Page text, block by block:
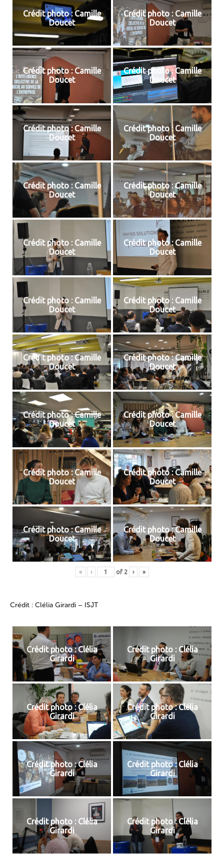
Crédit photo : Camille
Doucet
Crédit photo : Camille
Doucet
Crédit photo : Camille
Doucet
Crédit photo : Camille
Doucet
Crédit photo : Camille
Doucet
Crédit photo : Camille
Doucet
Crédit photo : Camille
Doucet
Crédit photo : Camille
Doucet
Crédit photo : Camille
Doucet
Crédit photo : Camille
Doucet
Crédit photo : Camille
Doucet
Crédit photo : Camille
Doucet
Crédit photo : Camille
Doucet
Crédit photo : Camille
Doucet
Crédit photo : Camille
Doucet
Crédit photo : Camille
Doucet
Crédit photo : Camille
Doucet
Crédit photo : Camille
Doucet
Crédit photo : Camille
Doucet
Crédit photo : Camille
Doucet
« ‹ of 2 › »
Crédit : Clélia Girardi – ISJT
Crédit photo : Clélia
Girardi
Crédit photo : Clélia
Girardi
Crédit photo : Clélia
Girardi
Crédit photo : Clélia
Girardi
Crédit photo : Clélia
Girardi
Crédit photo : Clélia
Girardi
Crédit photo : Clélia
Girardi
Crédit photo : Clélia
Girardi